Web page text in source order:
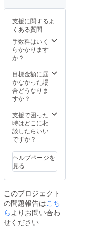
支援に関するよ
くある質問
手数料はいく
らかかります
か？
目標金額に届
かなかった場
合どうなりま
すか？
支援で困った
時はどこに相
談したらいい
ですか？
ヘルプページを
見る
このプロジェクト
の問題報告はこち
らよりお問い合わ
せください